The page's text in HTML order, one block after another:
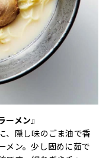
メン』
、隠し味のごま油で香
メン。少し固めに茹で